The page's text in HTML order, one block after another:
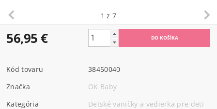
1 z 7
56,95 €
Kód tovaru
38450040
Značka
OK Baby
Kategória
Detské vaničky a vedierka pre deti